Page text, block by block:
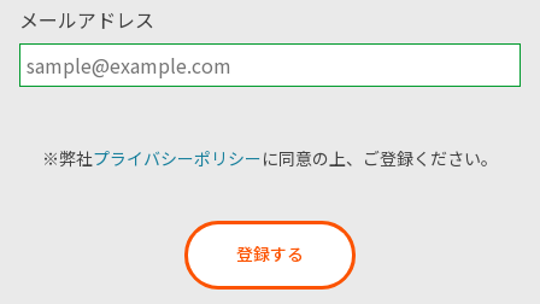
メールアドレス
※弊社プライバシーポリシーに同意の上、ご登録ください。
登録する